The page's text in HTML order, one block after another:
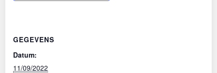
GEGEVENS
Datum:
11/09/2022